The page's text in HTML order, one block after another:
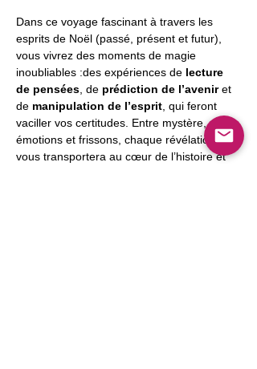
Dans ce voyage fascinant à travers les
esprits de Noël (passé, présent et futur),
vous vivrez des moments de magie
inoubliables :des expériences de lecture
de pensées , de prédiction de l’avenir et
de manipulation de l’esprit , qui feront
vaciller vos certitudes. Entre mystère,
émotions et frissons, chaque révélation
vous transportera au cœur de l’histoire et